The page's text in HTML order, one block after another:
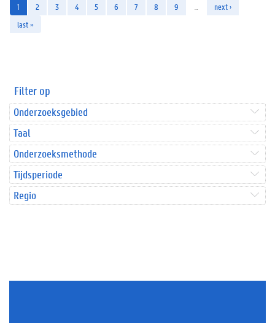
1 2 3 4 5 6 7 8 9
next ›
last »
Filter op
Onderzoeksgebied
Taal
Onderzoeksmethode
Tijdsperiode
Regio